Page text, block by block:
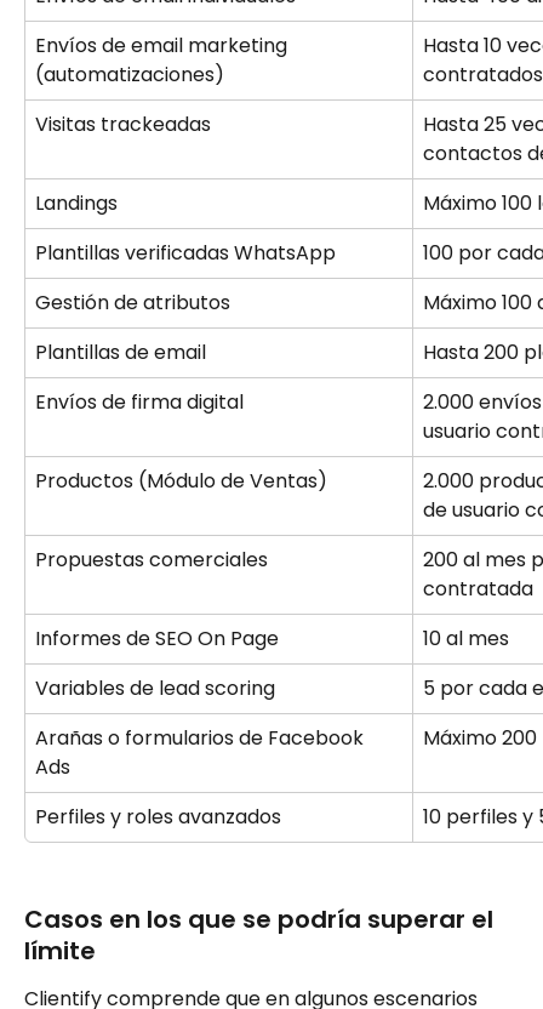
Envíos de email marketing
(automatizaciones)
Hasta 10
Visitas trackeadas
Hasta 25
contactos
Landings
Máximo 100
Plantillas verificadas WhatsApp
100 por
Gestión de atributos
Máximo
Plantillas de email
Hasta 200
Envíos de firma digital
2.000
usuario
Productos (Módulo de Ventas)
2.000
de usuario
Propuestas comerciales
200 al mes
contratada
Informes de SEO On Page
10 al mes
Variables de lead scoring
5 por cada
Arañas o formularios de Facebook
Ads
Máximo
Perfiles y roles avanzados 10 perfiles
Casos en los que se podría superar el
límite
Clientify comprende que en algunos escenarios